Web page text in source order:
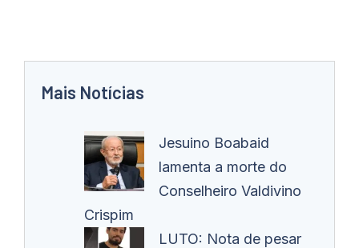
Mais Notícias
Jesuino Boabaid
lamenta a morte do
Conselheiro Valdivino
Crispim
LUTO: Nota de pesar